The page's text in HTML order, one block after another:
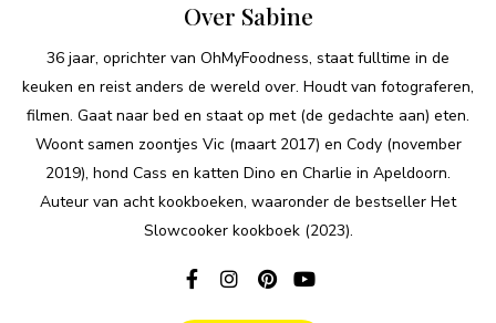
Over Sabine
36 jaar, oprichter van OhMyFoodness, staat fulltime in de
keuken en reist anders de wereld over. Houdt van fotograferen,
filmen. Gaat naar bed en staat op met (de gedachte aan) eten.
Woont samen zoontjes Vic (maart 2017) en Cody (november
2019), hond Cass en katten Dino en Charlie in Apeldoorn.
Auteur van acht kookboeken, waaronder de bestseller Het
Slowcooker kookboek (2023).